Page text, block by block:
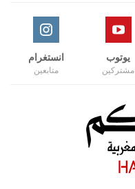
يوتوب
مشتركين
انستغرام
متابعين